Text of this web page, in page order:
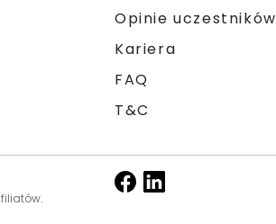
Opinie uczestników
Kariera
FAQ
T&C